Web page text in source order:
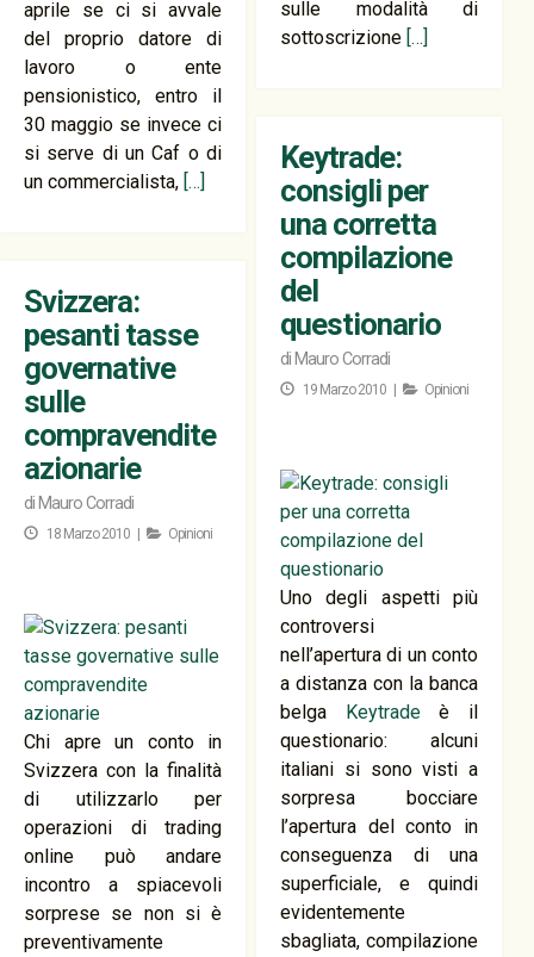
aprile se ci si avvale
del proprio datore di
lavoro o ente
pensionistico, entro il
30 maggio se invece ci
si serve di un Caf o di
un commercialista, […]
sulle modalità di
sottoscrizione […]
Keytrade:
consigli per
una corretta
compilazione
del
questionario
di Mauro Corradi
19 Marzo 2010 | Opinioni
Uno degli aspetti più
controversi
nell’apertura di un conto
a distanza con la banca
belga Keytradeè il
questionario: alcuni
italiani si sono visti a
sorpresa bocciare
l’apertura del conto in
conseguenza di una
superficiale, e quindi
evidentemente
sbagliata, compilazione
Svizzera:
pesanti tasse
governative
sulle
compravendite
azionarie
di Mauro Corradi
18 Marzo 2010 | Opinioni
Chi apre un conto in
Svizzera con la finalità
di utilizzarlo per
operazioni di trading
online può andare
incontro a spiacevoli
sorprese se non si è
preventivamente